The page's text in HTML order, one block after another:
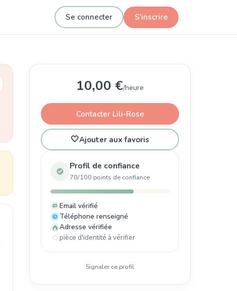
Se connecter S'inscrire
10,00 €/heure
Contacter Lili-Rose
🤍Ajouter aux favoris
Profil de confiance
70/100 points de confiance
Email vérifié
Téléphone renseigné
Adresse vérifiée
pièce d'identité à vérifier
Signaler ce profil